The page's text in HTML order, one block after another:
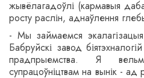
жывёлагадоўлі (кармавыя
росту раслін, аднаўлення
- Мы займаемся
Бабруйскі завод
прадпрыемства. Я
супрацоўніцтвам на вынік - ад